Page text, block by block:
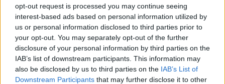
opt-out request is processed you may continue seeing
interest-based ads based on personal information utilized by
us or personal information disclosed to third parties prior to
your opt-out. You may separately opt-out of the further
disclosure of your personal information by third parties on the
IAB’s list of downstream participants. This information may
also be disclosed by us to third parties on the IAB’s List of
Downstream Participants that may further disclose it to other